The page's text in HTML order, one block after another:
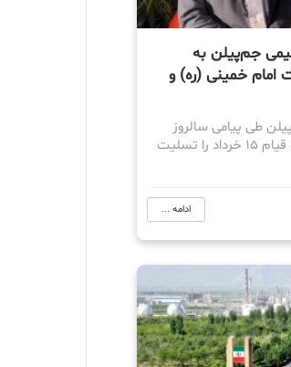
جم‌پیلن به
خمینی (ره) و
طی پیامی سالروز
رحلت حضرت امام خمینی (ره) و قیام ۱۵ خرداد را تسلیت
ادامه ...